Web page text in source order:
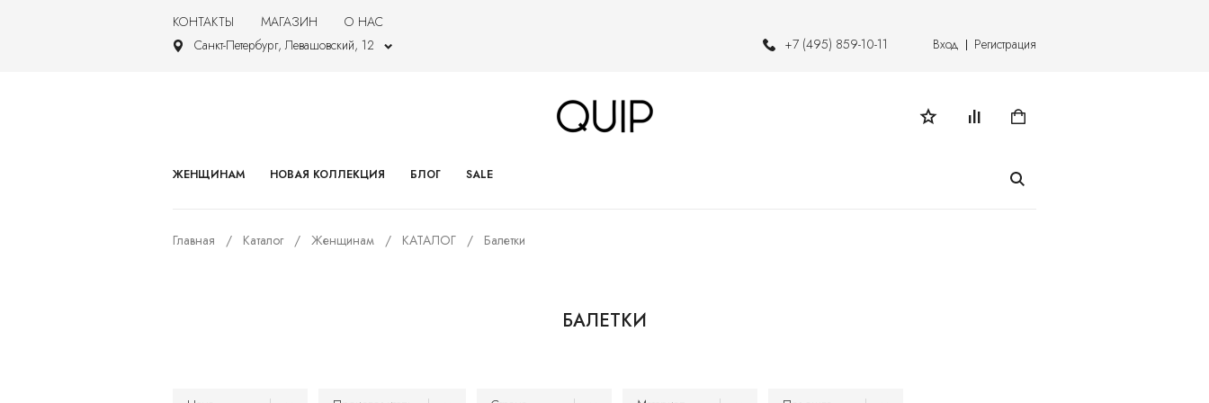
КОНТАКТЫ МАГАЗИН
О НАС
Санкт-Петербург, Левашовский, 12
+7 (495) 859-10-11 Вход Регистрация
ЖЕНЩИНАМ НОВАЯ КОЛЛЕКЦИЯ БЛОГ SALE
Главная Каталог Женщинам КАТАЛОГ Балетки
БАЛЕТКИ